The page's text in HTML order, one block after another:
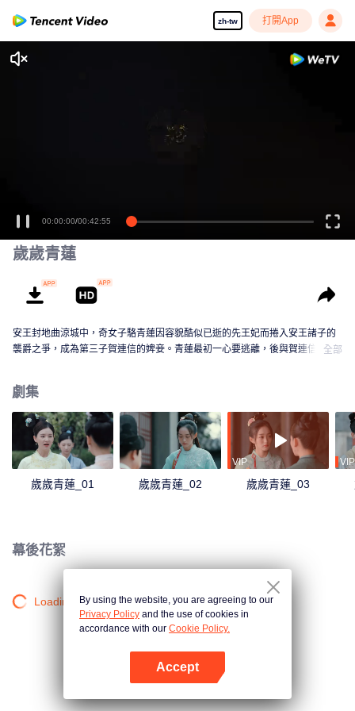
zh-tw 打開App
00:00:00/00:42:55
歲歲青蓮
安王封地曲涼城中，奇女子駱青蓮因容貌酷似已逝的先王妃而捲入安王諸子的
襲爵之爭，成為第三子賀連信的婢妾。青蓮最初一心要逃離，後與賀連信歷經
全部
劇集
歲歲青蓮_01 歲歲青蓮_02
VIP
歲歲青蓮_03
VIP
幕後花絮
Loading…By using the website, you are agreeing to our
Privacy Policy and the use of cookies in
accordance with our Cookie Policy.
Accept